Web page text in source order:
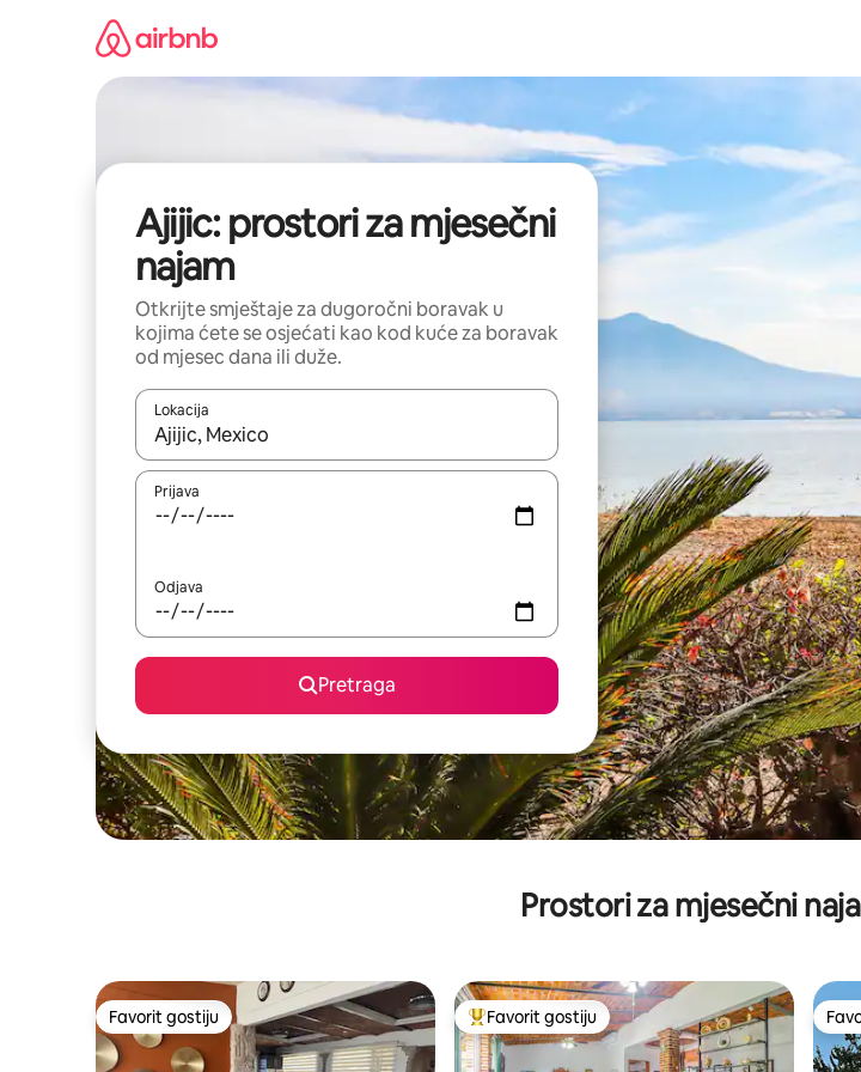
Ajijic: prostori za mjesečni
najam
Otkrijte smještaje za dugoročni boravak u
kojima ćete se osjećati kao kod kuće za boravak
od mjesec dana ili duže.
Lokacija
Kad su rezultati dostupni, možete da se krećete kroz njih pomoću strelica nagore i nadolje,
Prijava
Odjava
Pretraga
Prostori za mjesečni
Favorit gostiju
Favorit gostiju Glavni favorit gostiju
Favorit gostiju